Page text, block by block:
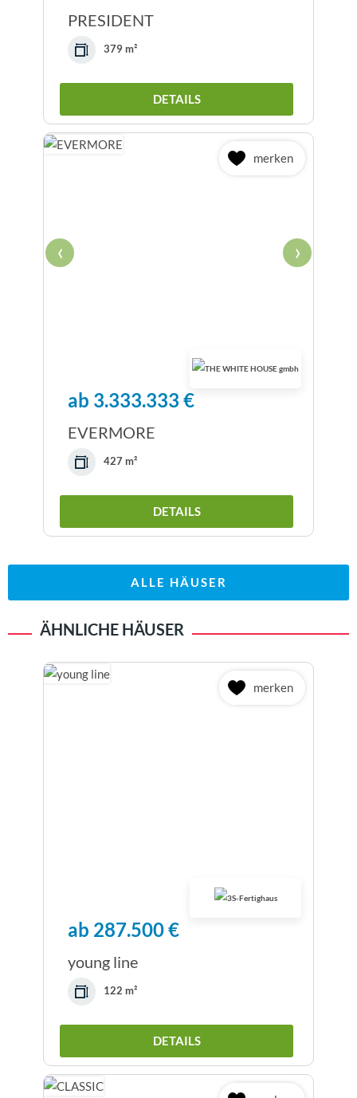
PRESIDENT
379 m²
DETAILS
merken
‹ ›
ab 3.333.333 €
EVERMORE
427 m²
DETAILS
ALLE HÄUSER
ÄHNLICHE HÄUSER
merken
ab 287.500 €
young line
122 m²
DETAILS